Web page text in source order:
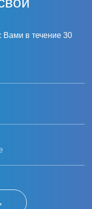
Вами в течение 30